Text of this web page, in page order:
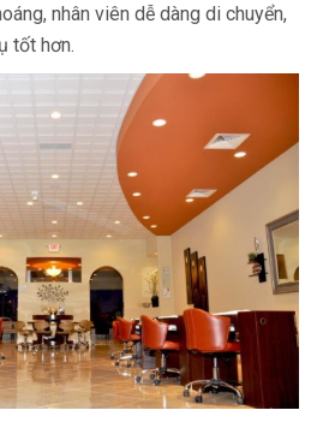
nhân viên dễ dàng di chuyển,
tốt hơn.